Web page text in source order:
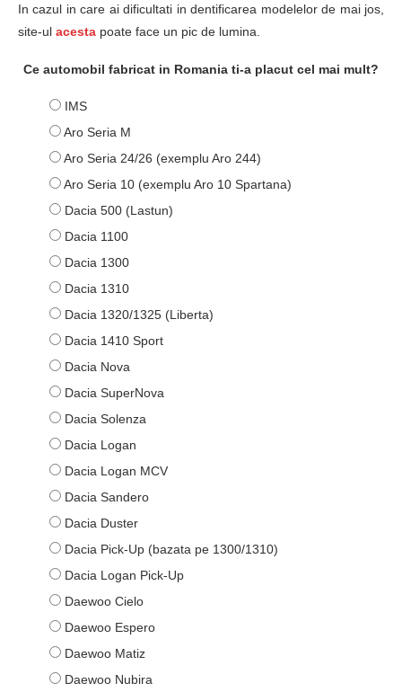
In cazul in care ai dificultati in dentificarea modelelor de mai jos,
site-ul acesta poate face un pic de lumina.
Ce automobil fabricat in Romania ti-a placut cel mai mult?
IMS
Aro Seria M
Aro Seria 24/26 (exemplu Aro 244)
Aro Seria 10 (exemplu Aro 10 Spartana)
Dacia 500 (Lastun)
Dacia 1100
Dacia 1300
Dacia 1310
Dacia 1320/1325 (Liberta)
Dacia 1410 Sport
Dacia Nova
Dacia SuperNova
Dacia Solenza
Dacia Logan
Dacia Logan MCV
Dacia Sandero
Dacia Duster
Dacia Pick-Up (bazata pe 1300/1310)
Dacia Logan Pick-Up
Daewoo Cielo
Daewoo Espero
Daewoo Matiz
Daewoo Nubira